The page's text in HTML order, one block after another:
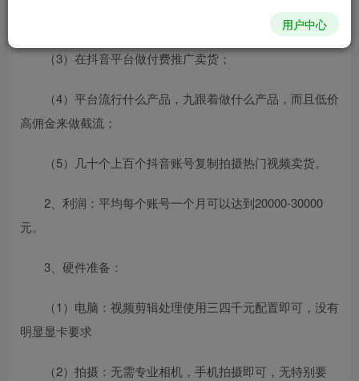
（2）把流量导入到自己的网店或者官网等；
（3）在抖音平台做付费推广卖货；
（4）平台流行什么产品，九跟着做什么产品，而且低价
高佣金来做截流；
（5）几十个上百个抖音账号复制拍摄热门视频卖货。
2、利润：平均每个账号一个月可以达到20000-30000
元。
3、硬件准备：
（1）电脑：视频剪辑处理使用三四千元配置即可，没有
明显显卡要求
（2）拍摄：无需专业相机，手机拍摄即可，无特别要
用户中心